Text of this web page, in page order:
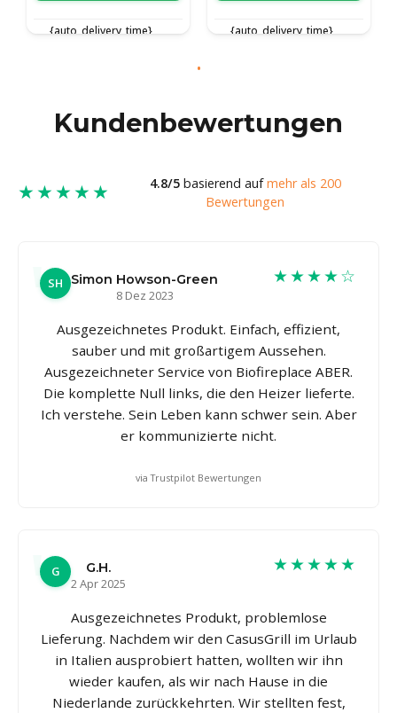
{auto_delivery_time} {auto_delivery_time}
Kundenbewertungen
★★★★★ 4.8/5basierend aufmehr als 200
Bewertungen
SH Simon Howson-Green
8 Dez 2023
★★★★☆
Ausgezeichnetes Produkt. Einfach, effizient,
sauber und mit großartigem Aussehen.
Ausgezeichneter Service von Biofireplace ABER.
Die komplette Null links, die den Heizer lieferte.
Ich verstehe. Sein Leben kann schwer sein. Aber
er kommunizierte nicht.
via Trustpilot Bewertungen
G
G.H.
2 Apr 2025
★★★★★
Ausgezeichnetes Produkt, problemlose
Lieferung. Nachdem wir den CasusGrill im Urlaub
in Italien ausprobiert hatten, wollten wir ihn
wieder kaufen, als wir nach Hause in die
Niederlande zurückkehrten. Wir stellten fest,